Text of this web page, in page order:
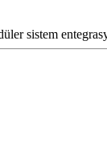
sistem